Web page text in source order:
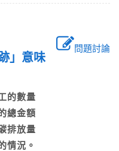
問題討論
」意味
的數量
總金額
排放量
情況。